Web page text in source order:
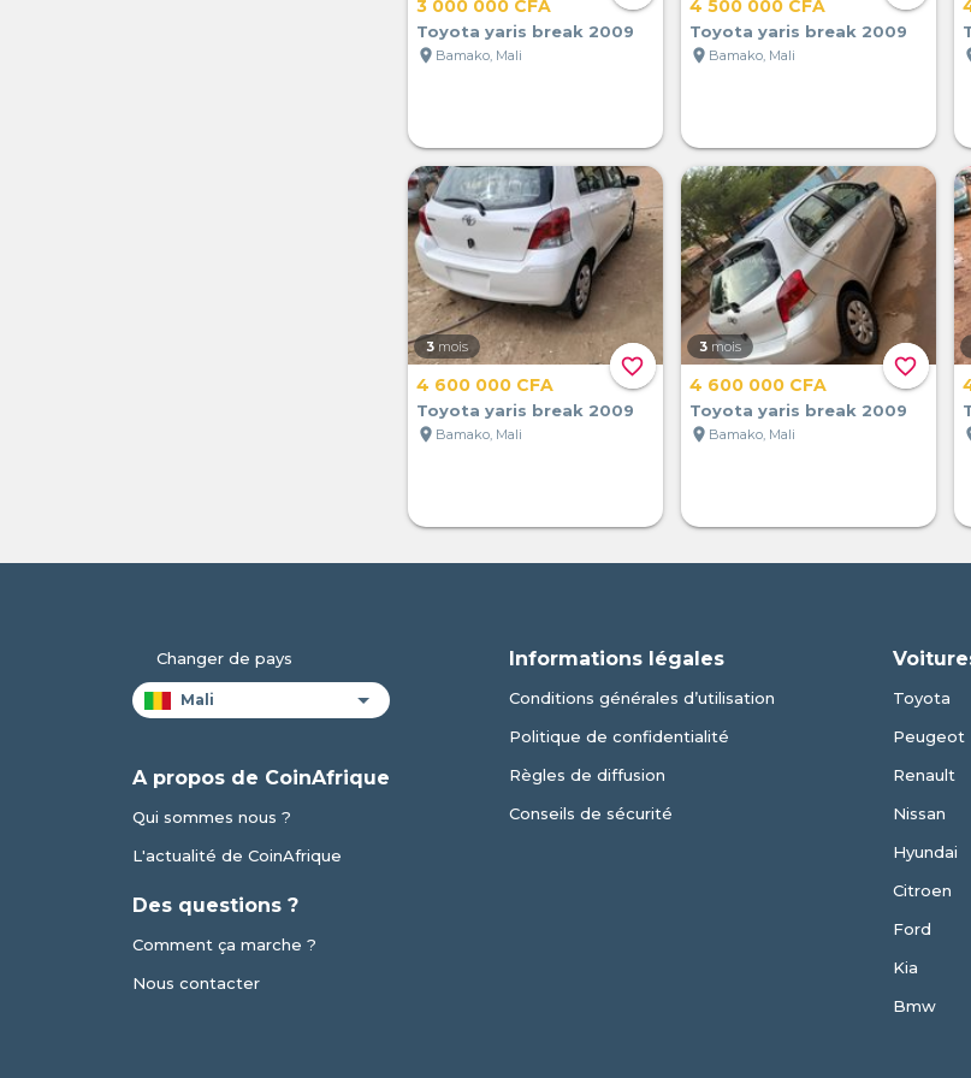
3 000 000 CFA
Toyota yaris break 2009
location_on Bamako, Mali
4 500 000 CFA
Toyota yaris break 2009
location_on Bamako, Mali
favorite_border
3 mois
4 600 000 CFA
Toyota yaris break 2009
location_on Bamako, Mali
favorite_border
3 mois
4 600 000 CFA
Toyota yaris break 2009
location_on Bamako, Mali
Changer de pays
A propos de CoinAfrique
Qui sommes nous ?
L'actualité de CoinAfrique
Des questions ?
Comment ça marche ?
Nous contacter
Informations légales
Conditions générales d’utilisation
Politique de confidentialité
Règles de diffusion
Conseils de sécurité
Toyota
Peugeot
Renault
Nissan
Hyundai
Citroen
Ford
Kia
Bmw